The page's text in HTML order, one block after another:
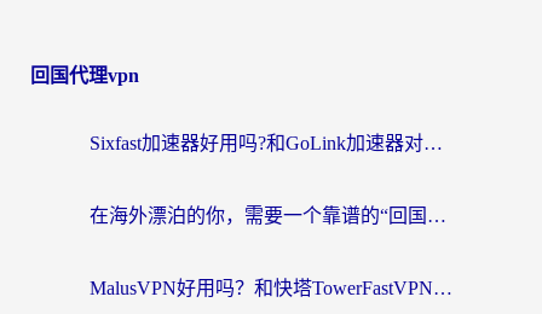
回国代理vpn
Sixfast加速器好用吗?和GoLink加速器对比哪个回国效果更好?海外党亲测实用指南
在海外漂泊的你，需要一个靠谱的“回国机场”
MalusVPN好用吗？和快塔TowerFastVPN对比哪个回国效果更好？海外党亲测实用指南